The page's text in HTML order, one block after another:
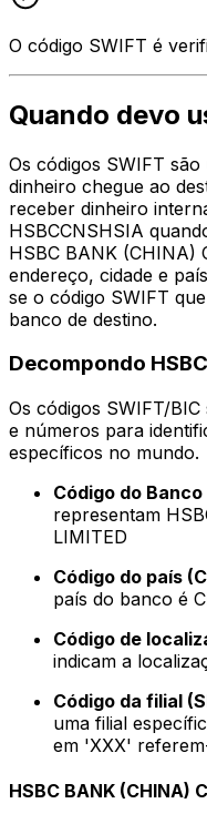
O código SWIFT é
Quando devo
Os códigos SWIFT
dinheiro chegue ao
receber dinheiro
HSBCCNSHSIA
HSBC BANK (CHINA)
endereço, cidade e
se o código SWIFT
banco de destino.
Decompondo
Os códigos SWIFT/
e números para
específicos no mundo.
Código do Banco
representam
LIMITED
Código do país
país do banco é
Código de
indicam a
Código da filial
uma filial
em 'XXX'
HSBC BANK (CHINA)